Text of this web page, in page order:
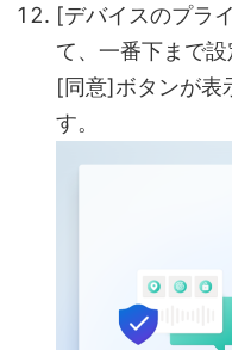
[デバイスのプラ
て、一番下まで
[同意]ボタンが表
す。